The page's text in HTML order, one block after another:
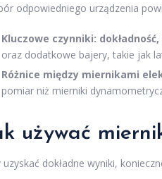
odpowiedniego urządzenia
Kluczowe czynniki:
oraz dodatkowe bajery, takie jak
Różnice między miernikami
pomiar niż mierniki
używać
uzyskać dokładne wyniki,